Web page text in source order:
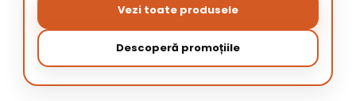
Vezi toate produsele
Descoperă promoțiile